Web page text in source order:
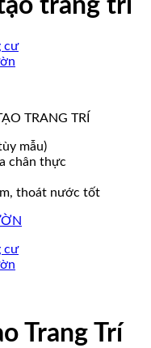
trang trí
TRANG TRÍ
mẫu)
chân thực
thoát nước tốt
Trí